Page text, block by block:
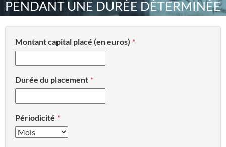
PENDANT UNE DURÉE DÉTERMINÉE
Montant capital placé (en euros)
Durée du placement
Périodicité